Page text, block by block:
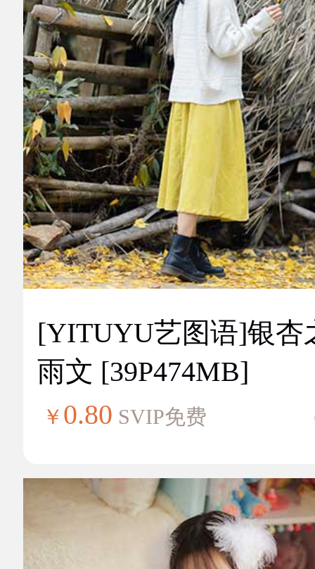
[YITUYU艺图语]银杏
雨文 [39P474MB]
￥ 0.80 SVIP免费